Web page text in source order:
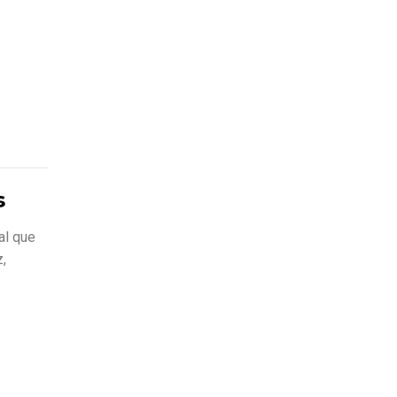
que